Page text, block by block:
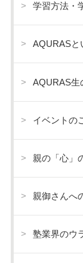
学習方法・
AQURASと
AQURAS生
イベントの
親の「心」
親御さんへ
塾業界のウ